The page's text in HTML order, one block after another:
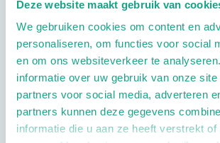
Deze website maakt gebruik van
We gebruiken cookies om content en
personaliseren, om functies voor social
en om ons websiteverkeer te
informatie over uw gebruik van onze site
partners voor social media, adverteren
partners kunnen deze gegevens
informatie die u aan ze heeft verstrekt of
Extra opties